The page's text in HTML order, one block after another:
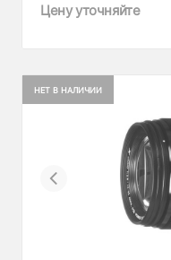
Цену уточняйте
НЕТ В НАЛИЧИИ
Previous